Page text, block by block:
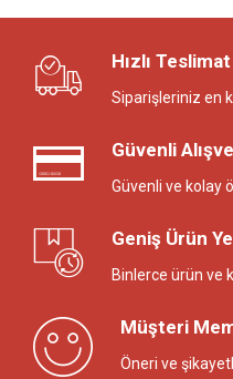
Hızlı Teslimat
Siparişleriniz en
Güvenli
Güvenli ve kolay
Geniş Ürün
Binlerce ürün ve
Müşteri
Öneri ve